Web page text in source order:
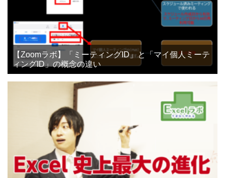
【Zoomラボ】「ミーティングID」と「マイ個人ミーテ
ィングID」の概念の違い